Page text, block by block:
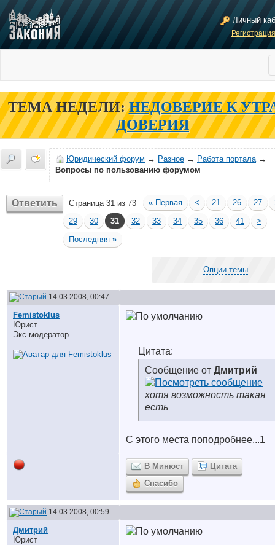
Личный
ТЕМА НЕДЕЛИ: НЕДОВЕРИЕ К
ДОВЕРИЯ
Юридический форум → Разное → Работа портала→
Вопросы по пользованию форумом
Ответить Страница 31 из 73 « Первая < 21 26 27
29
30 31 32 33 34 35 36 41
>
Последняя »
Опции темы
14.03.2008, 00:47
Femistoklus
Юрист
Экс-модератор
Цитата:
Сообщение от Дмитрий
хотя возможность такая
есть
С этого места поподробнее...1
В Минюст
Цитата
Спасибо
14.03.2008, 00:59
Дмитрий
Юрист